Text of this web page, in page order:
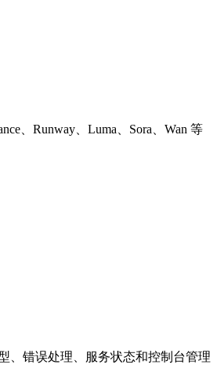
、Runway、Luma、Sora、Wan 等
、错误处理、服务状态和控制台管理